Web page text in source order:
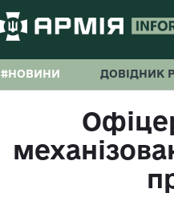
#НОВИНИ ДОВІДНИК